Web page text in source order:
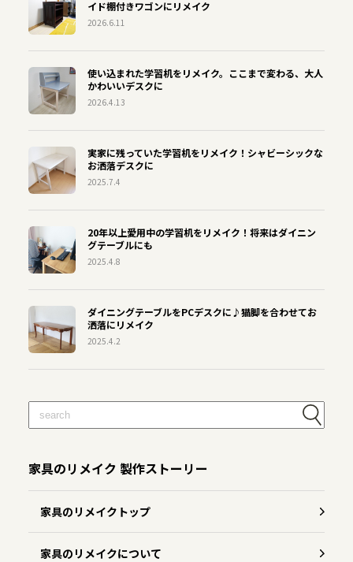
イド棚付きワゴンにリメイク
2026.6.11
使い込まれた学習机をリメイク。ここまで変わる、大人
かわいいデスクに
2026.4.13
実家に残っていた学習机をリメイク！シャビーシックな
お洒落デスクに
2025.7.4
20年以上愛用中の学習机をリメイク！将来はダイニン
グテーブルにも
2025.4.8
ダイニングテーブルをPCデスクに♪猫脚を合わせてお
洒落にリメイク
2025.4.2
家具のリメイク 製作ストーリー
家具のリメイクトップ
家具のリメイクについて